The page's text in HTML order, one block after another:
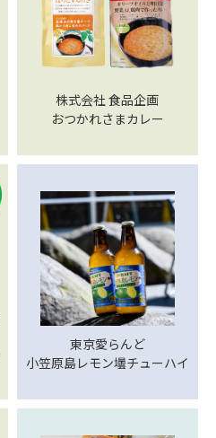
株式会社 食品企画
おつかれさまカレー
東京愛らんど
小笠原島レモン壜チューハイ